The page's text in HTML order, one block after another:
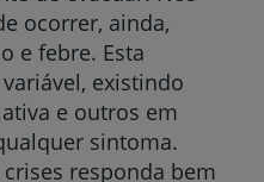
ocorrer, ainda,
e febre. Esta
existindo
e outros em
sintoma.
responda bem